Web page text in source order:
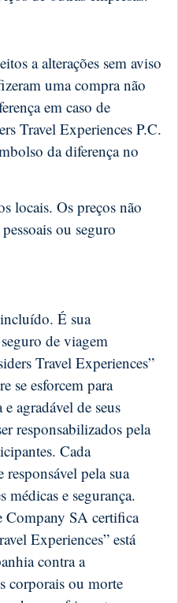
a alterações sem aviso
uma compra não
em caso de
Travel Experiences P.C.
da diferença no
locais. Os preços não
ou seguro
É sua
de viagem
Travel Experiences”
se esforcem para
agradável de seus
responsabilizados pela
Cada
pela sua
médicas e segurança.
SA certifica
Experiences” está
contra a
corporais ou morte